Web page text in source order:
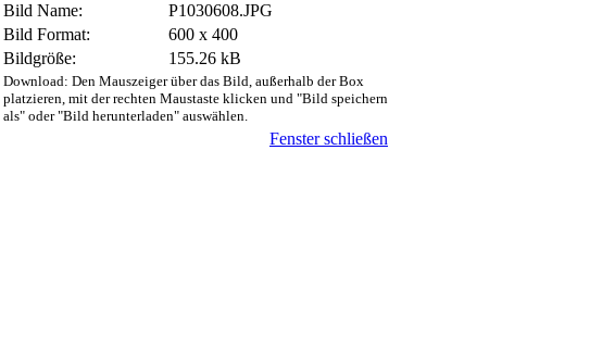
Bild Name:
P1030608.JPG
Bild Format:
600 x 400
Bildgröße:
155.26 kB
Download: Den Mauszeiger über das Bild, außerhalb der Box
platzieren, mit der rechten Maustaste klicken und "Bild speichern
als" oder "Bild herunterladen" auswählen.
Fenster schließen